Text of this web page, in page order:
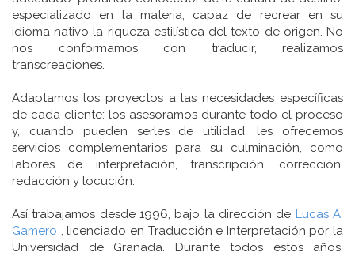
especializado en la materia, capaz de recrear en su
idioma nativo la riqueza estilística del texto de origen. No
nos conformamos con traducir, realizamos
transcreaciones.
Adaptamos los proyectos a las necesidades específicas
de cada cliente: los asesoramos durante todo el proceso
y, cuando pueden serles de utilidad, les ofrecemos
servicios complementarios para su culminación, como
labores de interpretación, transcripción, corrección,
redacción y locución.
Así trabajamos desde 1996, bajo la dirección de Lucas A.
Gamero , licenciado en Traducción e Interpretación por la
Universidad de Granada. Durante todos estos años,